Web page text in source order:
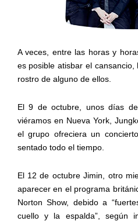
A veces, entre las horas y
es posible atisbar el
rostro de alguno de ellos.
El 9 de octubre, unos días
viéramos en Nueva York,
el grupo ofreciera un
sentado todo el tiempo.
El 12 de octubre Jimin, otro
aparecer en el programa
Norton Show, debido a
cuello y la espalda”, según